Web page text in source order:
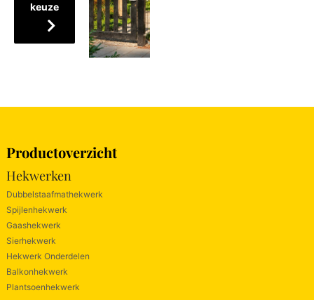
keuze
Productoverzicht
Hekwerken
Dubbelstaafmathekwerk
Spijlenhekwerk
Gaashekwerk
Sierhekwerk
Hekwerk Onderdelen
Balkonhekwerk
Plantsoenhekwerk